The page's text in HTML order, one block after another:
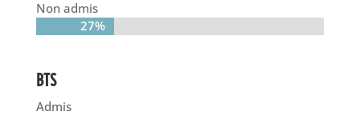
Non admis
27%
27%
BTS
Admis